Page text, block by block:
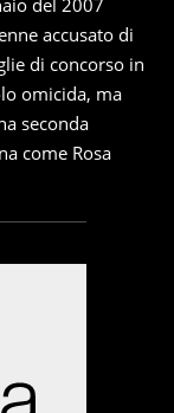
del 2007
accusato di
di concorso in
omicida, ma
seconda
come Rosa